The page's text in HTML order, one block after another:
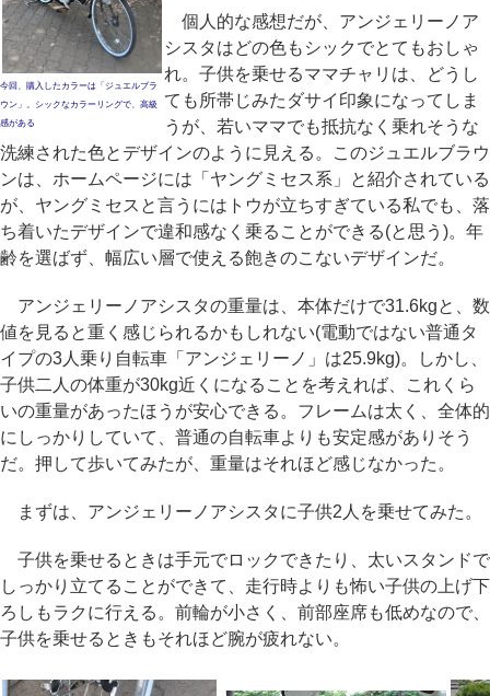
今回、購入したカラーは「ジュエルブラ
ウン」。シックなカラーリングで、高級
感がある
個人的な感想だが、アンジェリーノア
シスタはどの色もシックでとてもおしゃ
れ。子供を乗せるママチャリは、どうし
ても所帯じみたダサイ印象になってしま
うが、若いママでも抵抗なく乗れそうな
洗練された色とデザインのように見える。このジュエルブラウ
ンは、ホームページには「ヤングミセス系」と紹介されている
が、ヤングミセスと言うにはトウが立ちすぎている私でも、落
ち着いたデザインで違和感なく乗ることができる(と思う)。年
齢を選ばず、幅広い層で使える飽きのこないデザインだ。
アンジェリーノアシスタの重量は、本体だけで31.6kgと、数
値を見ると重く感じられるかもしれない(電動ではない普通タ
イプの3人乗り自転車「アンジェリーノ」は25.9kg)。しかし、
子供二人の体重が30kg近くになることを考えれば、これくら
いの重量があったほうが安心できる。フレームは太く、全体的
にしっかりしていて、普通の自転車よりも安定感がありそう
だ。押して歩いてみたが、重量はそれほど感じなかった。
まずは、アンジェリーノアシスタに子供2人を乗せてみた。
子供を乗せるときは手元でロックできたり、太いスタンドで
しっかり立てることができて、走行時よりも怖い子供の上げ下
ろしもラクに行える。前輪が小さく、前部座席も低めなので、
子供を乗せるときもそれほど腕が疲れない。